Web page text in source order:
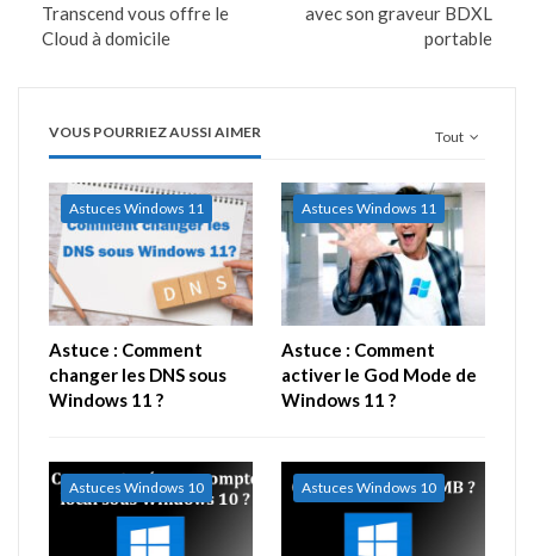
Transcend vous offre le
Cloud à domicile
avec son graveur BDXL
portable
Tout
VOUS POURRIEZ AUSSI AIMER
Astuces Windows 11
Astuce : Comment
changer les DNS sous
Windows 11 ?
Astuces Windows 11
Astuce : Comment
activer le God Mode de
Windows 11 ?
Astuces Windows 10 Astuces Windows 10